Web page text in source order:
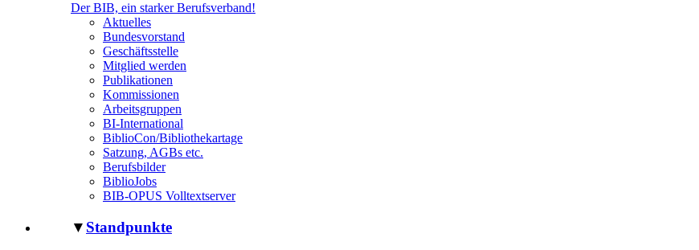
Der BIB, ein starker Berufsverband!
Aktuelles
Bundesvorstand
Geschäftsstelle
Mitglied werden
Publikationen
Kommissionen
Arbeitsgruppen
BI-International
BiblioCon/Bibliothekartage
Satzung, AGBs etc.
Berufsbilder
BiblioJobs
BIB-OPUS Volltextserver
▼ Standpunkte